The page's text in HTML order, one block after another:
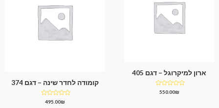
ארון למיקרוגל – דגם 405
דורג550.00₪
קומודה לחדר שינה – דגם 374
דורג495.00₪